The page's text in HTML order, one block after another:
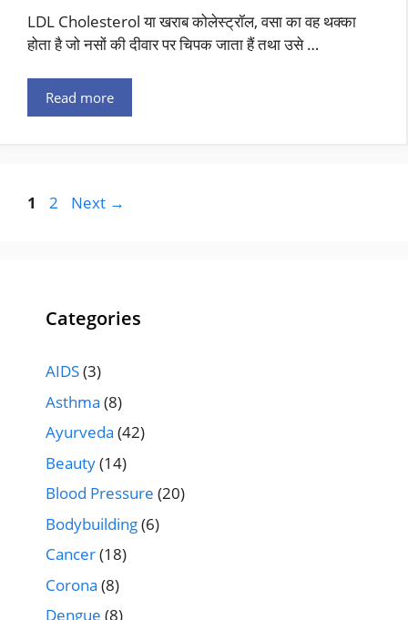
LDL Cholesterol या खराब कोलेस्ट्रॉल, वसा का वह थक्का
होता है जो नसों की दीवार पर चिपक जाता हैं तथा उसे …
Read more
1 2 Next →
Categories
AIDS(3)
Asthma (8)
Ayurveda (42)
Beauty(14)
Blood Pressure (20)
Bodybuilding(6)
Cancer(18)
Corona (8)
Dengue (8)